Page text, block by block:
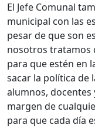
El Jefe Comunal
municipal con las
pesar de que son
nosotros tratamos
para que estén en
sacar la política de
alumnos,
margen de
para que cada día